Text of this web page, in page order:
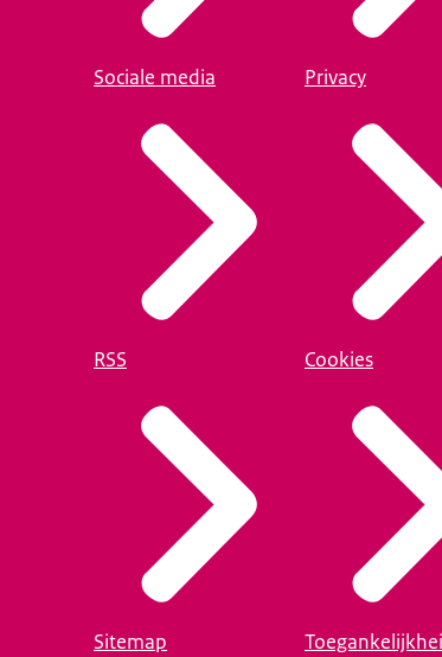
Sociale media
RSS
Sitemap
Privacy
Cookies